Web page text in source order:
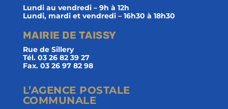
Lundi au vendredi – 9h à 12h
Lundi, mardi et vendredi – 16h30 à 18h30
MAIRIE DE TAISSY
Rue de Sillery
Tél. 03 26 82 39 27
Fax. 03 26 97 82 98
L’AGENCE POSTALE
COMMUNALE